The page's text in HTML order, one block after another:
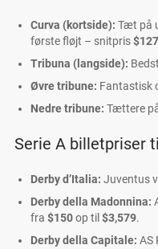
Curva (kortside): Tæt på
første fløjt – snitpris$127
Tribuna (langside):
Øvre tribune: Fantastisk
Nedre tribune: Tættere
Serie A billetpriser
Derby d’Italia: Juventus
Derby della Madonnina:
fra $150op til $3,579.
Derby della Capitale: AS